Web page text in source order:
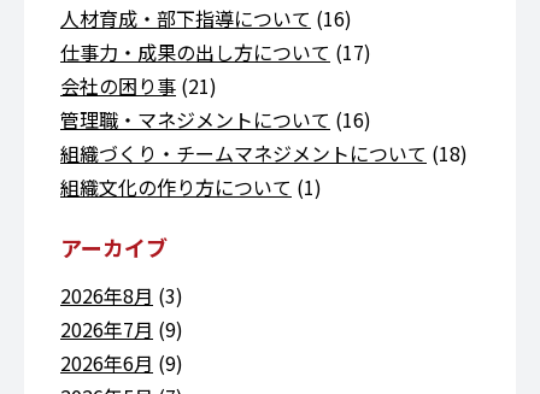
人材育成・部下指導について (16)
仕事力・成果の出し方について (17)
会社の困り事 (21)
管理職・マネジメントについて (16)
組織づくり・チームマネジメントについて (18)
組織文化の作り方について (1)
アーカイブ
2026年8月 (3)
2026年7月 (9)
2026年6月 (9)